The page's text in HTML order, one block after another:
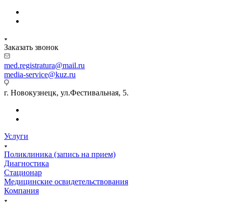
Заказать звонок
med.registratura@mail.ru
media-service@kuz.ru
г. Новокузнецк, ул.Фестивальная, 5.
Услуги
Поликлиника (запись на прием)
Диагностика
Стационар
Медицинские освидетельствования
Компания